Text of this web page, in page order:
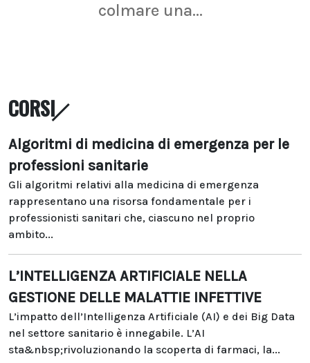
colmare una...
CORSI
Algoritmi di medicina di emergenza per le
professioni sanitarie
Gli algoritmi relativi alla medicina di emergenza
rappresentano una risorsa fondamentale per i
professionisti sanitari che, ciascuno nel proprio
ambito...
L’INTELLIGENZA ARTIFICIALE NELLA
GESTIONE DELLE MALATTIE INFETTIVE
L’impatto dell’Intelligenza Artificiale (AI) e dei Big Data
nel settore sanitario è innegabile. L’AI
sta&nbsp;rivoluzionando la scoperta di farmaci, la...